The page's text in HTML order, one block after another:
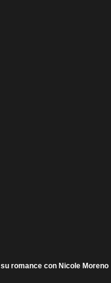
romance con Nicole Moreno